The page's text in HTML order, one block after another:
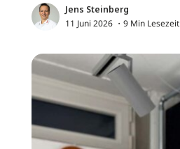
Jens Steinberg
11 Juni 2026・9 Min Lesezeit